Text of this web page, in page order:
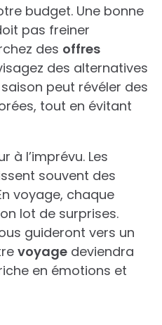
budget. Une bonne
pas freiner
des offres
des alternatives
peut révéler des
tout en évitant
à l’imprévu. Les
souvent des
voyage, chaque
lot de surprises.
guideront vers un
voyage deviendra
en émotions et